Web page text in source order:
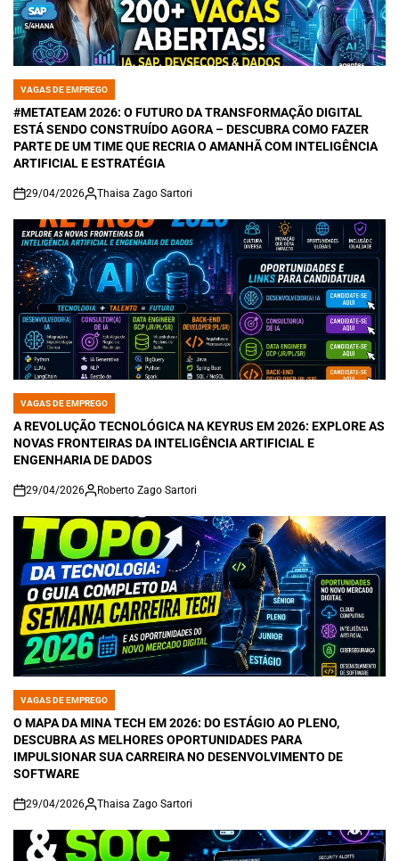
POSTED
IN
VAGAS DE EMPREGO
#METATEAM 2026: O FUTURO DA TRANSFORMAÇÃO DIGITAL
ESTÁ SENDO CONSTRUÍDO AGORA – DESCUBRA COMO FAZER
PARTE DE UM TIME QUE RECRIA O AMANHÃ COM INTELIGÊNCIA
ARTIFICIAL E ESTRATÉGIA
on
29/04/2026 Thaisa Zago Sartori
POSTED
IN
VAGAS DE EMPREGO
A REVOLUÇÃO TECNOLÓGICA NA KEYRUS EM 2026: EXPLORE AS
NOVAS FRONTEIRAS DA INTELIGÊNCIA ARTIFICIAL E
ENGENHARIA DE DADOS
on
29/04/2026 Roberto Zago Sartori
POSTED
IN
VAGAS DE EMPREGO
O MAPA DA MINA TECH EM 2026: DO ESTÁGIO AO PLENO,
DESCUBRA AS MELHORES OPORTUNIDADES PARA
IMPULSIONAR SUA CARREIRA NO DESENVOLVIMENTO DE
SOFTWARE
on
29/04/2026 Thaisa Zago Sartori